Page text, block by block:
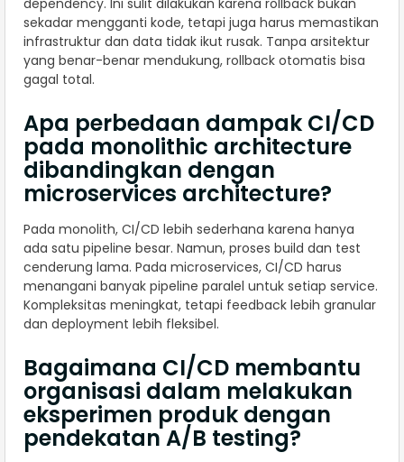
sekadar mengganti kode, tetapi juga harus memastikan
infrastruktur dan data tidak ikut rusak. Tanpa arsitektur
yang benar-benar mendukung, rollback otomatis bisa
gagal total.
Apa perbedaan dampak CI/CD
pada monolithic architecture
dibandingkan dengan
microservices architecture?
Pada monolith, CI/CD lebih sederhana karena hanya
ada satu pipeline besar. Namun, proses build dan test
cenderung lama. Pada microservices, CI/CD harus
menangani banyak pipeline paralel untuk setiap service.
Kompleksitas meningkat, tetapi feedback lebih granular
dan deployment lebih fleksibel.
Bagaimana CI/CD membantu
organisasi dalam melakukan
eksperimen produk dengan
pendekatan A/B testing?